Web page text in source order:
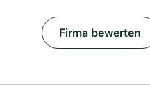
Firma bewerten